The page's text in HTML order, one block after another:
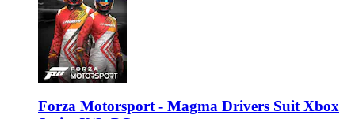
Forza Motorsport - Magma Drivers Suit Xbox